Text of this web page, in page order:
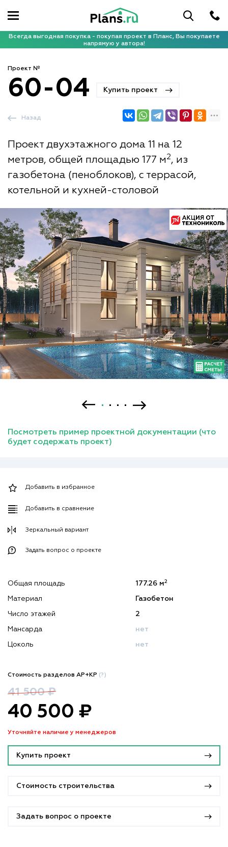
Всегда выгодная покупка - покупая проект в Планс, Вы покупаете
напрямую у автора!
Проект №
60-04 Купить проект
Проект двухэтажного дома 11 на 12
метров, общей площадью 177 м2, из
газобетона (пеноблоков), с террасой,
котельной и кухней-столовой
Назад
Посмотреть пример проектной документации (что
будет содержать проект)
Добавить в избранное
Добавить в сравнение
Зеркальный вариант
Задать вопрос о проекте
Общая площадь 177.26 м2
Материал Газобетон
Число этажей 2
Мансарда нет
Цоколь нет
Стоимость разделов АР+КР (?)
41 500 ₽
40 500 ₽
Уточняйте наличие у менеджеров
Купить проект
Стоимость строительства
Задать вопрос о проекте